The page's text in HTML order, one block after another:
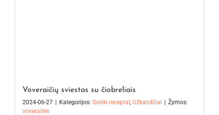
Voveraičių sviestas su čiobreliais
2024-06-27 | Kategorijos: Sveiki receptai, Užkandžiai | Žymos:
voveraitės